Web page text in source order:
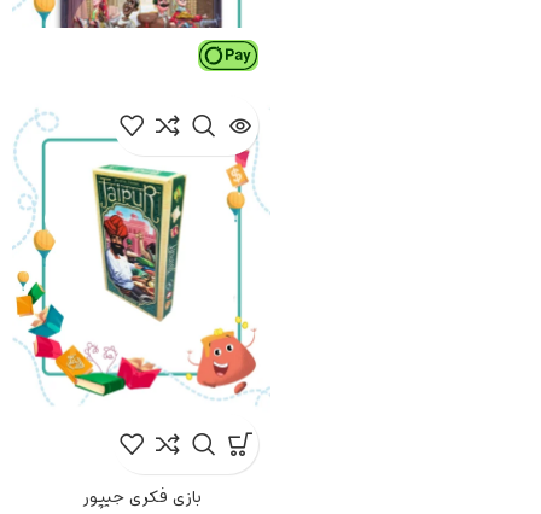
بازی فکری جمعه بازار
تومان319,000
بازی فکری جیپور